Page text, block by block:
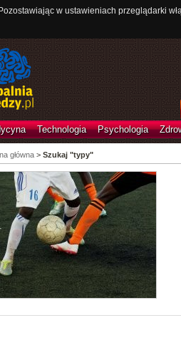
w ustawieniach przeglądarki
Technologia Psychologia
główna> Szukaj "typy"